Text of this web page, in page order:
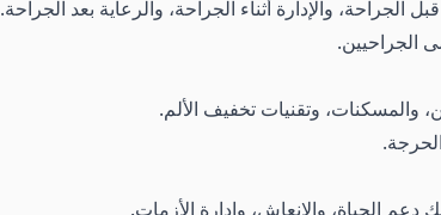
الجراحة، والإدارة أثناء الجراحة، والرعاية بعد الجراحة.
الجراحيين.
والمسكنات، وتقنيات تخفيف الألم.
الحياة، والإنعاش، وإدارة الأزمات.